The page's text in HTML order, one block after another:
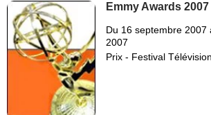
Emmy Awards
Du 16 septembre 2007
2007
Prix - Festival Télévision